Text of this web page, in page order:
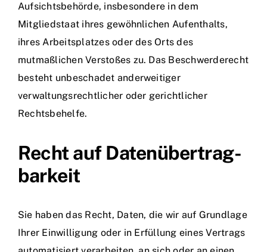
Aufsichtsbehörde, insbesondere in dem
Mitgliedstaat ihres gewöhnlichen Aufenthalts,
ihres Arbeitsplatzes oder des Orts des
mutmaßlichen Verstoßes zu. Das Beschwerderecht
besteht unbeschadet anderweitiger
verwaltungsrechtlicher oder gerichtlicher
Rechtsbehelfe.
Recht auf Daten­übertrag­
barkeit
Sie haben das Recht, Daten, die wir auf Grundlage
Ihrer Einwilligung oder in Erfüllung eines Vertrags